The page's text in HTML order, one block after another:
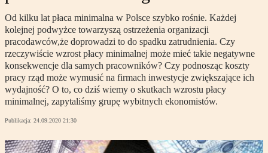
Od kilku lat płaca minimalna w Polsce szybko rośnie. Każdej
kolejnej podwyżce towarzyszą ostrzeżenia organizacji
pracodawców,że doprowadzi to do spadku zatrudnienia. Czy
rzeczywiście wzrost płacy minimalnej może mieć takie negatywne
konsekwencje dla samych pracowników? Czy podnosząc koszty
pracy rząd może wymusić na firmach inwestycje zwiększające ich
wydajność? O to, co dziś wiemy o skutkach wzrostu płacy
minimalnej, zapytaliśmy grupę wybitnych ekonomistów.
Publikacja: 24.09.2020 21:30